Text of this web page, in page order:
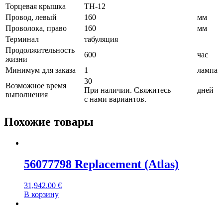
Торцевая крышка
TH-12
Провод, левый
160
мм
Проволока, право
160
мм
Терминал
табуляция
Продолжительность
жизни
600
час
Минимум для заказа
1
лампа
Возможное время
выполнения
30
При наличии. Свяжитесь
с нами вариантов.
дней
Похожие товары
56077798 Replacement (Atlas)
31,942.00 €
В корзину